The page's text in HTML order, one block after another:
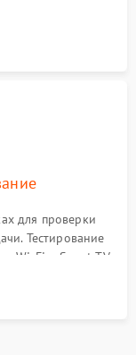
корпуса.
обеспечения.
для проверки
Тестирование
Wi-Fi и Smart TV
часов.